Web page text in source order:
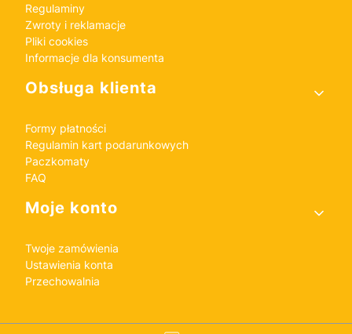
Regulaminy
Zwroty i reklamacje
Pliki cookies
Informacje dla konsumenta
Obsługa klienta
Formy płatności
Regulamin kart podarunkowych
Paczkomaty
FAQ
Moje konto
Twoje zamówienia
Ustawienia konta
Przechowalnia